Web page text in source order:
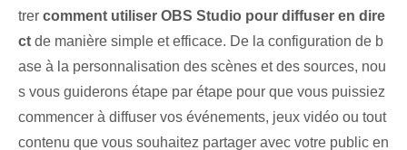
trer comment utiliser OBS Studio pour diffuser en dire
ct de manière simple et efficace. De la configuration de b
ase à la personnalisation des scènes et des sources, nou
s vous guiderons étape par étape pour que vous puissiez
commencer à diffuser vos événements, jeux vidéo ou tout
contenu que vous souhaitez partager avec votre public en